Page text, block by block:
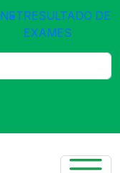
RESULTADO DE
EXAMES